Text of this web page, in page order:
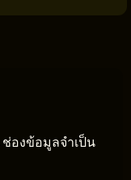
ช่องข้อมูลจำเป็น